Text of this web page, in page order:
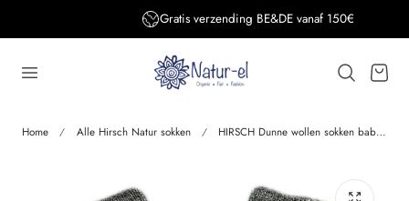
Gratis verzending BE&DE vanaf 150€
Home Alle Hirsch Natur sokken HIRSCH Dunne wollen sokken baby Noors 056 210 OKER GRIJS